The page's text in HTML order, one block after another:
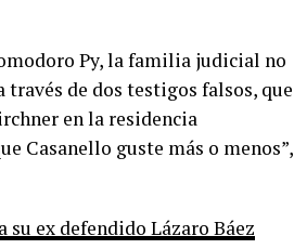
Py, la familia judicial no
de dos testigos falsos, que
en la residencia
Casanello guste más o menos”,
ex defendido Lázaro Báez